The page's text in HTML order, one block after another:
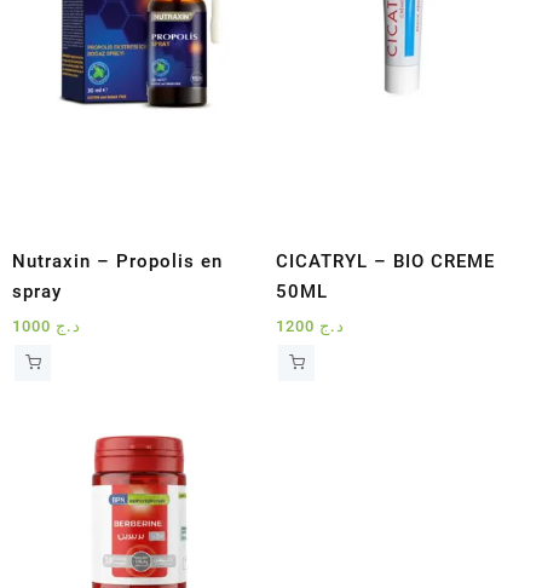
Nutraxin – Propolis en
spray
د.ج
CICATRYL – BIO CREME
50ML
د.ج